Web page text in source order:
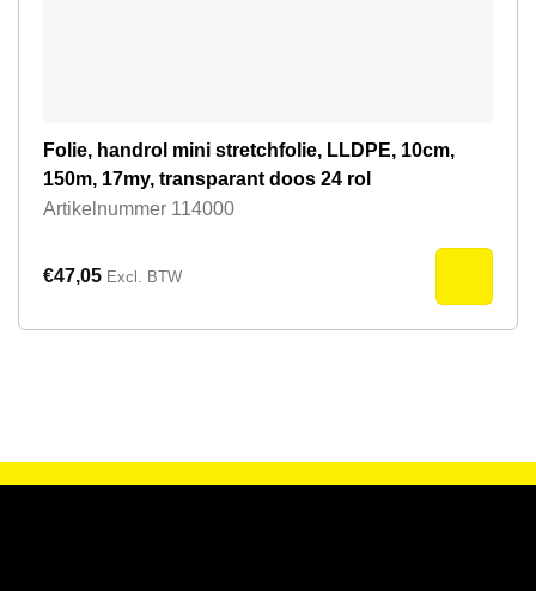
Folie, handrol mini stretchfolie, LLDPE, 10cm,
150m, 17my, transparant doos 24 rol
Artikelnummer 114000
€47,05 Excl. BTW